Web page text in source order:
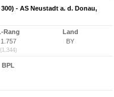
- AS Neustadt a. d. Donau,
Rang
1.757
(1.344)
Land
BY
BPL